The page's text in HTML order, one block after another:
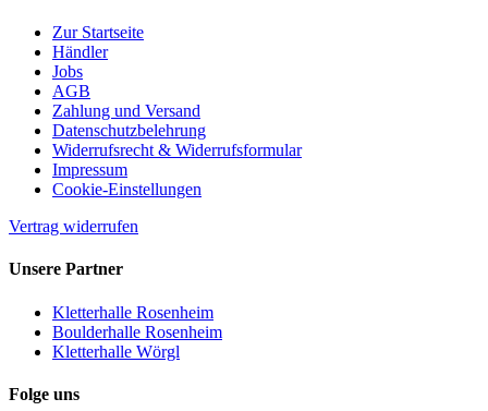
Zur Startseite
Händler
Jobs
AGB
Zahlung und Versand
Datenschutzbelehrung
Widerrufsrecht & Widerrufsformular
Impressum
Cookie-Einstellungen
Vertrag widerrufen
Unsere Partner
Kletterhalle Rosenheim
Boulderhalle Rosenheim
Kletterhalle Wörgl
Folge uns